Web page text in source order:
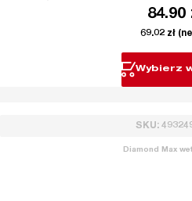
84.90
69.02 zł
Wybierz
SKU:
Diamond Max